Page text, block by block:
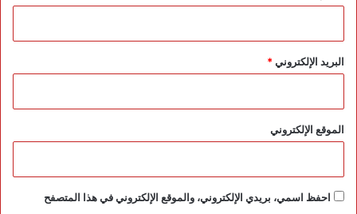
البريد الإلكتروني*
الموقع الإلكتروني
احفظ اسمي، بريدي الإلكتروني، والموقع الإلكتروني في هذا المتصفح